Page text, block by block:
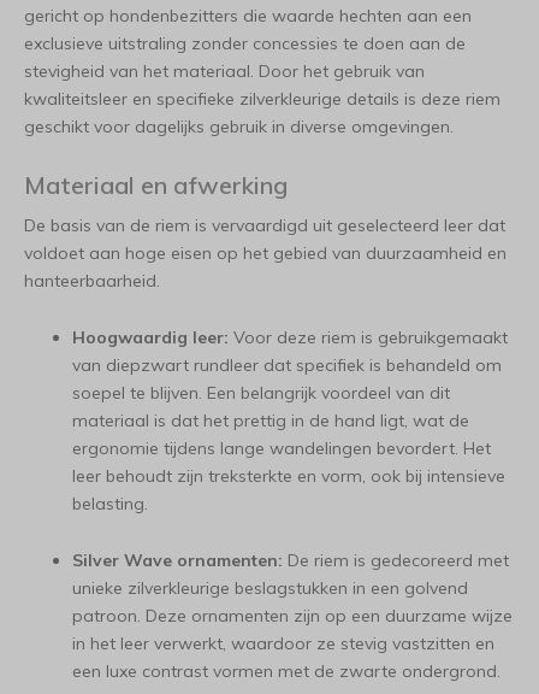
gericht op hondenbezitters die waarde hechten aan een
exclusieve uitstraling zonder concessies te doen aan de
stevigheid van het materiaal. Door het gebruik van
kwaliteitsleer en specifieke zilverkleurige details is deze riem
geschikt voor dagelijks gebruik in diverse omgevingen.
Materiaal en afwerking
De basis van de riem is vervaardigd uit geselecteerd leer dat
voldoet aan hoge eisen op het gebied van duurzaamheid en
hanteerbaarheid.
Hoogwaardig leer: Voor deze riem is gebruikgemaakt
van diepzwart rundleer dat specifiek is behandeld om
soepel te blijven. Een belangrijk voordeel van dit
materiaal is dat het prettig in de hand ligt, wat de
ergonomie tijdens lange wandelingen bevordert. Het
leer behoudt zijn treksterkte en vorm, ook bij intensieve
belasting.
Silver Wave ornamenten: De riem is gedecoreerd met
unieke zilverkleurige beslagstukken in een golvend
patroon. Deze ornamenten zijn op een duurzame wijze
in het leer verwerkt, waardoor ze stevig vastzitten en
een luxe contrast vormen met de zwarte ondergrond.